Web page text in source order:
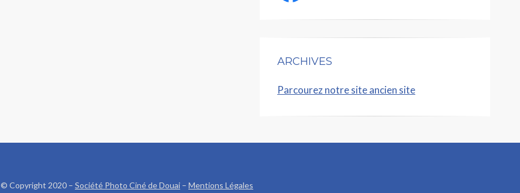
ARCHIVES
Parcourez notre site ancien site
© Copyright 2020 – Société Photo Ciné de Douai – Mentions Légales